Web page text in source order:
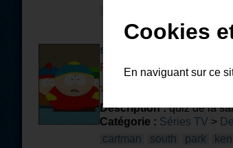
south park saison 1
Par
gear2il y a 13 ans et 1
Description :quiz de la
Catégorie : Séries TV >
cartman
south park
Cookies
En naviguant sur ce